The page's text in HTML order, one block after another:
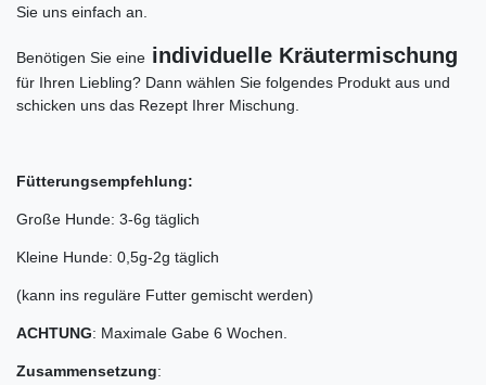
Sie uns einfach an.
Benötigen Sie eine individuelle Kräutermischung
für Ihren Liebling? Dann wählen Sie folgendes Produkt aus und
schicken uns das Rezept Ihrer Mischung.
Fütterungsempfehlung:
Große Hunde: 3-6g täglich
Kleine Hunde: 0,5g-2g täglich
(kann ins reguläre Futter gemischt werden)
ACHTUNG: Maximale Gabe 6 Wochen.
Zusammensetzung: